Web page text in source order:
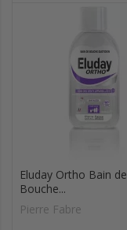
Eluday Ortho Bain de
Bouche...
Pierre Fabre